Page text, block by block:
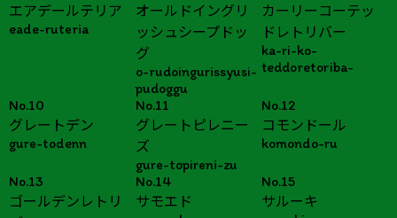
エアデールテリア
eade-ruteria
オールドイングリ
ッシュシープドッ
グ
o-rudoingurissyusi-
pudoggu
カーリーコーテッ
ドレトリバー
ka-ri-ko-
teddoretoriba-
No.10
グレートデン
gure-todenn
No.11
グレートピレニー
ズ
gure-topireni-zu
No.12
コモンドール
komondo-ru
No.13
ゴールデンレトリ
No.14
サモエド
No.15
サルーキ